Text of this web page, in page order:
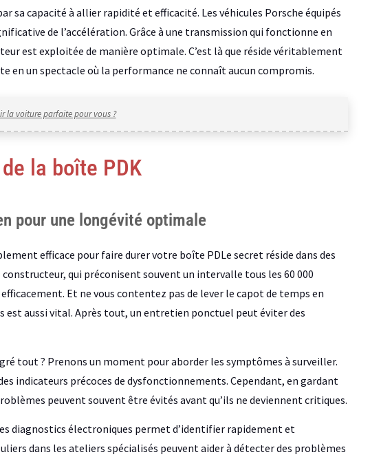
sa capacité à allier rapidité et efficacité. Les véhicules Porsche équipés
de l’accélération. Grâce à une transmission qui fonctionne en
est exploitée de manière optimale. C’est là que réside véritablement
en un spectacle où la performance ne connaît aucun compromis.
la voiture parfaite pour vous ?
la boîte PDK
pour une longévité optimale
efficace pour faire durer votre boîte PDLe secret réside dans des
qui préconisent souvent un intervalle tous les 60 000
Et ne vous contentez pas de lever le capot de temps en
aussi vital. Après tout, un entretien ponctuel peut éviter des
tout ? Prenons un moment pour aborder les symptômes à surveiller.
indicateurs précoces de dysfonctionnements. Cependant, en gardant
peuvent souvent être évités avant qu’ils ne deviennent critiques.
diagnostics électroniques permet d’identifier rapidement et
dans les ateliers spécialisés peuvent aider à détecter des problèmes